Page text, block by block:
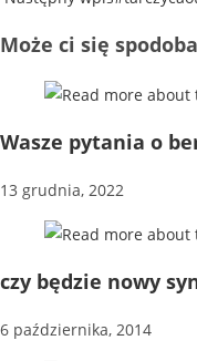
Może ci się
Wasze pytania o
13 grudnia, 2022
czy będzie nowy
6 października, 2014